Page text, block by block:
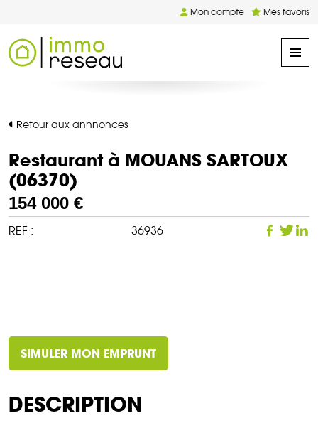
Mon compte Mes favoris
Retour aux annnonces
Restaurant à MOUANS SARTOUX
(06370)
154 000 €
REF : 36936
SIMULER MON EMPRUNT
DESCRIPTION